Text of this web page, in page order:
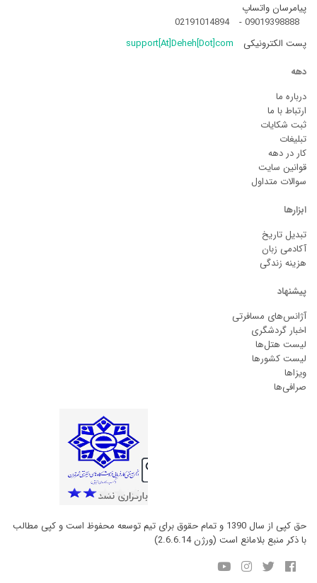
پیامرسان واتساپ
09019398888
-
02191014894
پست الکترونیکی
support[At]Deheh[Dot]com
دهه
درباره ما
ارتباط با ما
ثبت شکایات
تبلیغات
کار در دهه
قوانین سایت
سوالات متداول
ابزارها
تبدیل تاریخ
آکادمی زبان
هزینه زندگی
پیشنهاد
آژانس‌های مسافرتی
اخبار گردشگری
لیست هتل‌ها
لیست کشورها
ویزاها
صرافی‌ها
حق کپی از سال 1390 و تمام حقوق برای تیم توسعه محفوظ است و کپی مطالب
با ذکر منبع بلامانع است (ورژن 2.6.6.14)